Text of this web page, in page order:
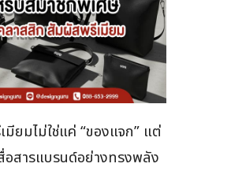
มียมไม่ใช่แค่ “ของแจก” แต่
อสารแบรนด์อย่างทรงพลัง